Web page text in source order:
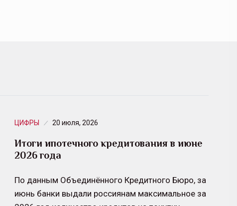
ЦИФРЫ 20 июля, 2026
Итоги ипотечного кредитования в июне
2026 года
По данным Объединённого Кредитного Бюро, за
июнь банки выдали россиянам максимальное за